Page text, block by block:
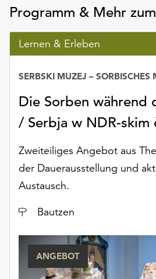
Programm & Mehr
Lernen & Erleben
Die Sorben während
/ Serbja w NDR-skim
SERBSKI MUZEJ – SORBISCHES
Zweiteiliges Angebot aus
der Dauerausstellung und
Austausch.
Ort
Bautzen
ANGEBOT